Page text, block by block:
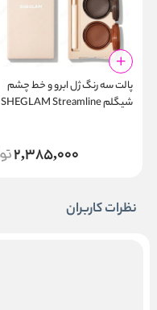
پالت سه رنگ ژل ابرو و خط چشم
شیگلم SHEGLAM Streamline
2,385,000
نظرات کاربران